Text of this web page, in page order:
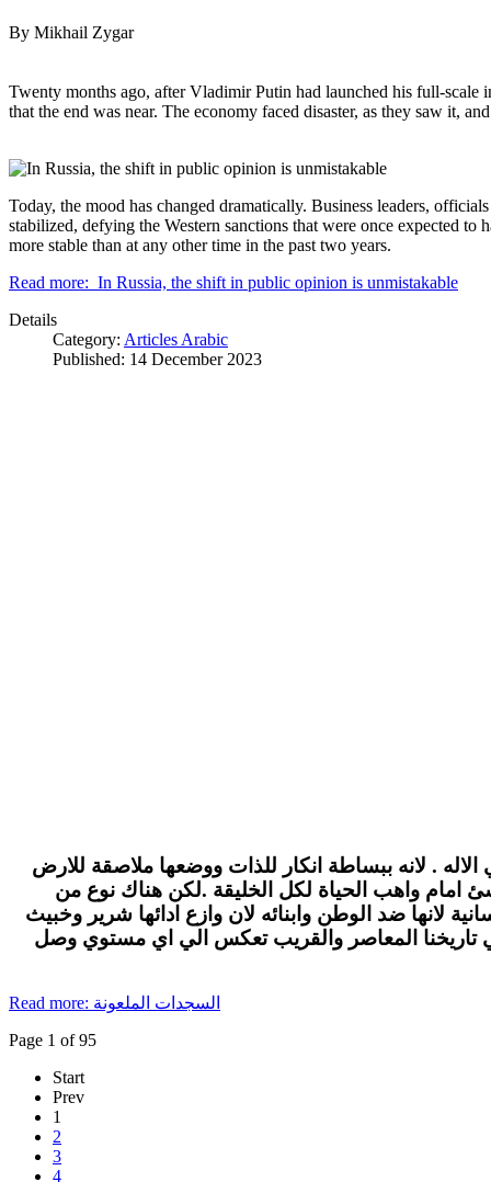
By Mikhail Zygar
Twenty months ago, after Vladimir Putin had launched his full-
that the end was near. The economy faced disaster, as they saw it,
Today, the mood has changed dramatically. Business leaders,
stabilized, defying the Western sanctions that were once expected to
more stable than at any other time in the past two years.
Read more: In Russia, the shift in public opinion is unmistakable
Details
Category: Articles Arabic
Published: 14 December 2023
. لانه ببساطة انكار للذات ووضعها ملاصقة للارض
امام واهب الحياة لكل الخليقة .لكن هناك نوع من
لانها ضد الوطن وابنائه لان وازع ادائها شرير وخبيث
تاريخنا المعاصر والقريب تعكس الي اي مستوي وصل
Read more: السجدات الملعونة
Page 1 of 95
Start
Prev
1
2
3
4